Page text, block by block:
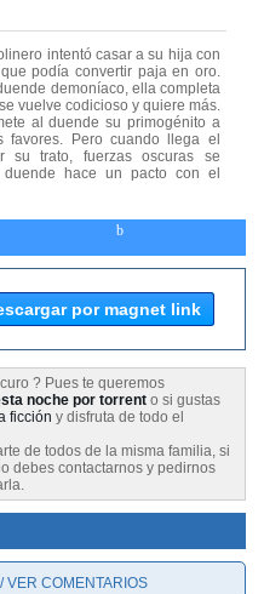
intentó casar a su hija con
podía convertir paja en oro.
demoníaco, ella completa
vuelve codicioso y quiere más.
al duende su primogénito a
favores. Pero cuando llega el
su trato, fuerzas oscuras se
hace un pacto con el
por magnet link
? Pues te queremos
noche por torrent o si gustas
ficción y disfruta de todo el
de todos de la misma familia, si
debes contactarnos y pedirnos
VER COMENTARIOS